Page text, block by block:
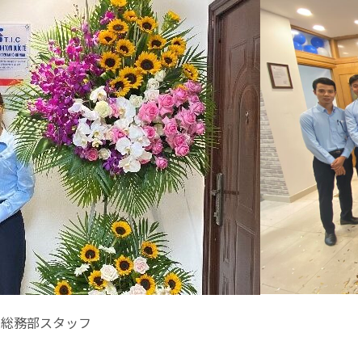
総務部スタッフ